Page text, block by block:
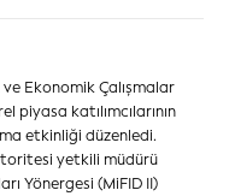
Ekonomik Çalışmalar
piyasa katılımcılarının
etkinliği düzenledi.
yetkili müdürü
Yönergesi (MiFID II)